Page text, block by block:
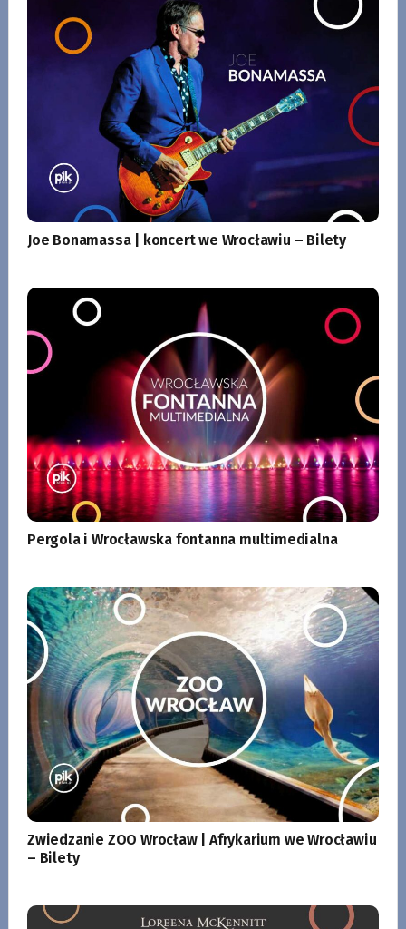
Joe Bonamassa | koncert we Wrocławiu – Bilety
Pergola i Wrocławska fontanna multimedialna
Zwiedzanie ZOO Wrocław | Afrykarium we Wrocławiu
– Bilety